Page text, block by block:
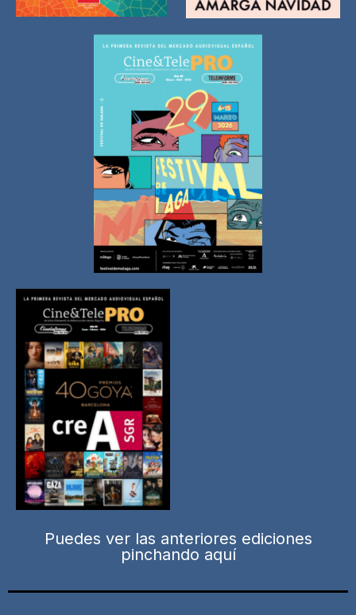
Puedes ver las anteriores ediciones
pinchando aquí